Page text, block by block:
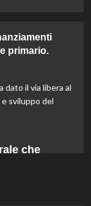
primario.
dato il via libera al
sviluppo del
che